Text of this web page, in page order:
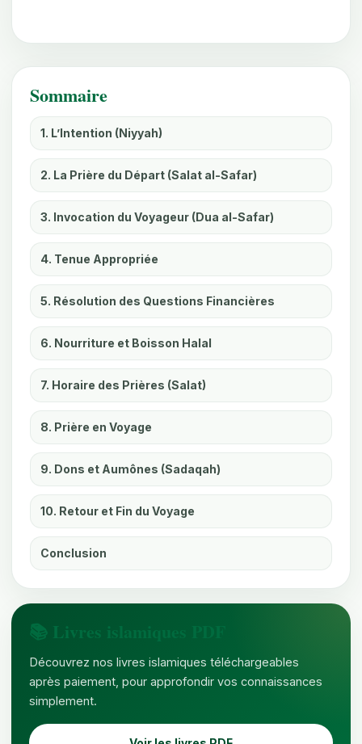
Sommaire
1. L’Intention (Niyyah)
2. La Prière du Départ (Salat al-Safar)
3. Invocation du Voyageur (Dua al-Safar)
4. Tenue Appropriée
5. Résolution des Questions Financières
6. Nourriture et Boisson Halal
7. Horaire des Prières (Salat)
8. Prière en Voyage
9. Dons et Aumônes (Sadaqah)
10. Retour et Fin du Voyage
Conclusion
📚 Livres islamiques PDF
Découvrez nos livres islamiques téléchargeables
après paiement, pour approfondir vos connaissances
simplement.